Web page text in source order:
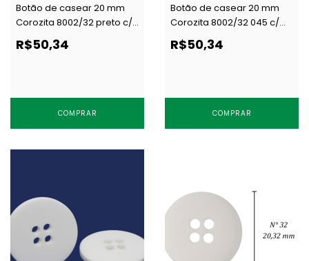
Botão de casear 20 mm
Corozita 8002/32 preto c/
144 un
R$50,34
COMPRAR
Botão de casear 20 mm
Corozita 8002/32 045 c/
144 un
R$50,34
COMPRAR